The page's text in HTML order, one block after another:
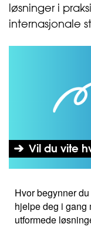
løsninger i
internasjonale
Vil du vite
Hvor begynner
hjelpe deg i gang
utformede